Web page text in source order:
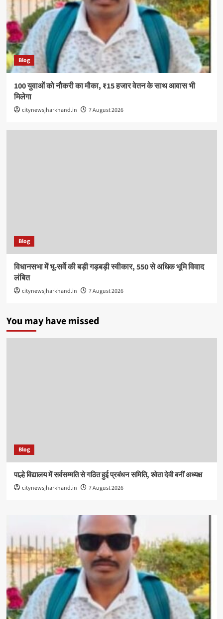
Blog
100 युवाओं को नौकरी का मौका, ₹15 हजार वेतन के साथ आवास भी
मिलेगा
citynewsjharkhand.in 7 August 2026
Blog
विधानसभा में भू-सर्वे की बड़ी गड़बड़ी स्वीकार, 550 से अधिक भूमि विवाद
लंबित
citynewsjharkhand.in 7 August 2026
You may have missed
Blog
पाल्हे विद्यालय में सर्वसम्मति से गठित हुई प्रबंधन समिति, श्वेता देवी बनीं अध्यक्ष
citynewsjharkhand.in 7 August 2026